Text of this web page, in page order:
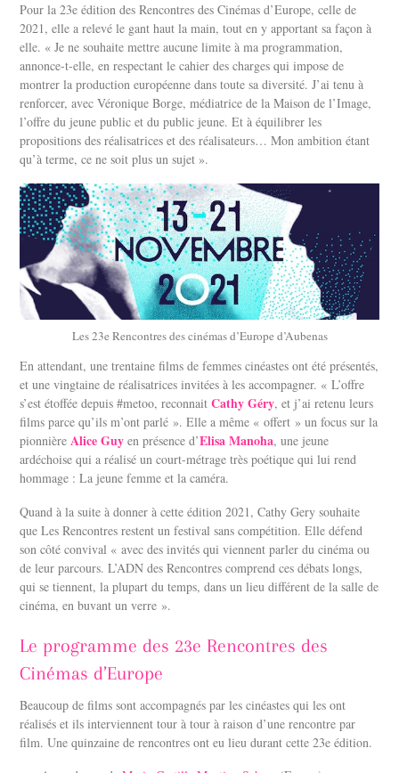
Pour la 23e édition des Rencontres des Cinémas d’Europe, celle de
2021, elle a relevé le gant haut la main, tout en y apportant sa façon à
elle. « Je ne souhaite mettre aucune limite à ma programmation,
annonce-t-elle, en respectant le cahier des charges qui impose de
montrer la production européenne dans toute sa diversité. J’ai tenu à
renforcer, avec Véronique Borge, médiatrice de la Maison de l’Image,
l’offre du jeune public et du public jeune. Et à équilibrer les
propositions des réalisatrices et des réalisateurs… Mon ambition étant
qu’à terme, ce ne soit plus un sujet ».
Les 23e Rencontres des cinémas d’Europe d’Aubenas
En attendant, une trentaine films de femmes cinéastes ont été présentés,
et une vingtaine de réalisatrices invitées à les accompagner. « L’offre
s’est étoffée depuis #metoo, reconnaitCathy Géry, et j’ai retenu leurs
films parce qu’ils m’ont parlé ». Elle a même « offert » un focus sur la
pionnièreAlice Guy en présence d’Elisa Manoha, une jeune
ardéchoise qui a réalisé un court-métrage très poétique qui lui rend
hommage : La jeune femme et la caméra.
Quand à la suite à donner à cette édition 2021, Cathy Gery souhaite
que Les Rencontres restent un festival sans compétition. Elle défend
son côté convival « avec des invités qui viennent parler du cinéma ou
de leur parcours. L’ADN des Rencontres comprend ces débats longs,
qui se tiennent, la plupart du temps, dans un lieu différent de la salle de
cinéma, en buvant un verre ».
Le programme des 23e Rencontres des
Cinémas d’Europe
Beaucoup de films sont accompagnés par les cinéastes qui les ont
réalisés et ils interviennent tour à tour à raison d’une rencontre par
film. Une quinzaine de rencontres ont eu lieu durant cette 23e édition.